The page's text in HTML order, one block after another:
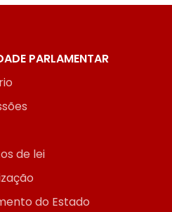
PARLAMENTAR
de lei
do Estado